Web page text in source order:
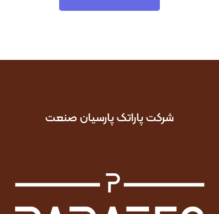
شرکت پاراتک پارسیان صنعت